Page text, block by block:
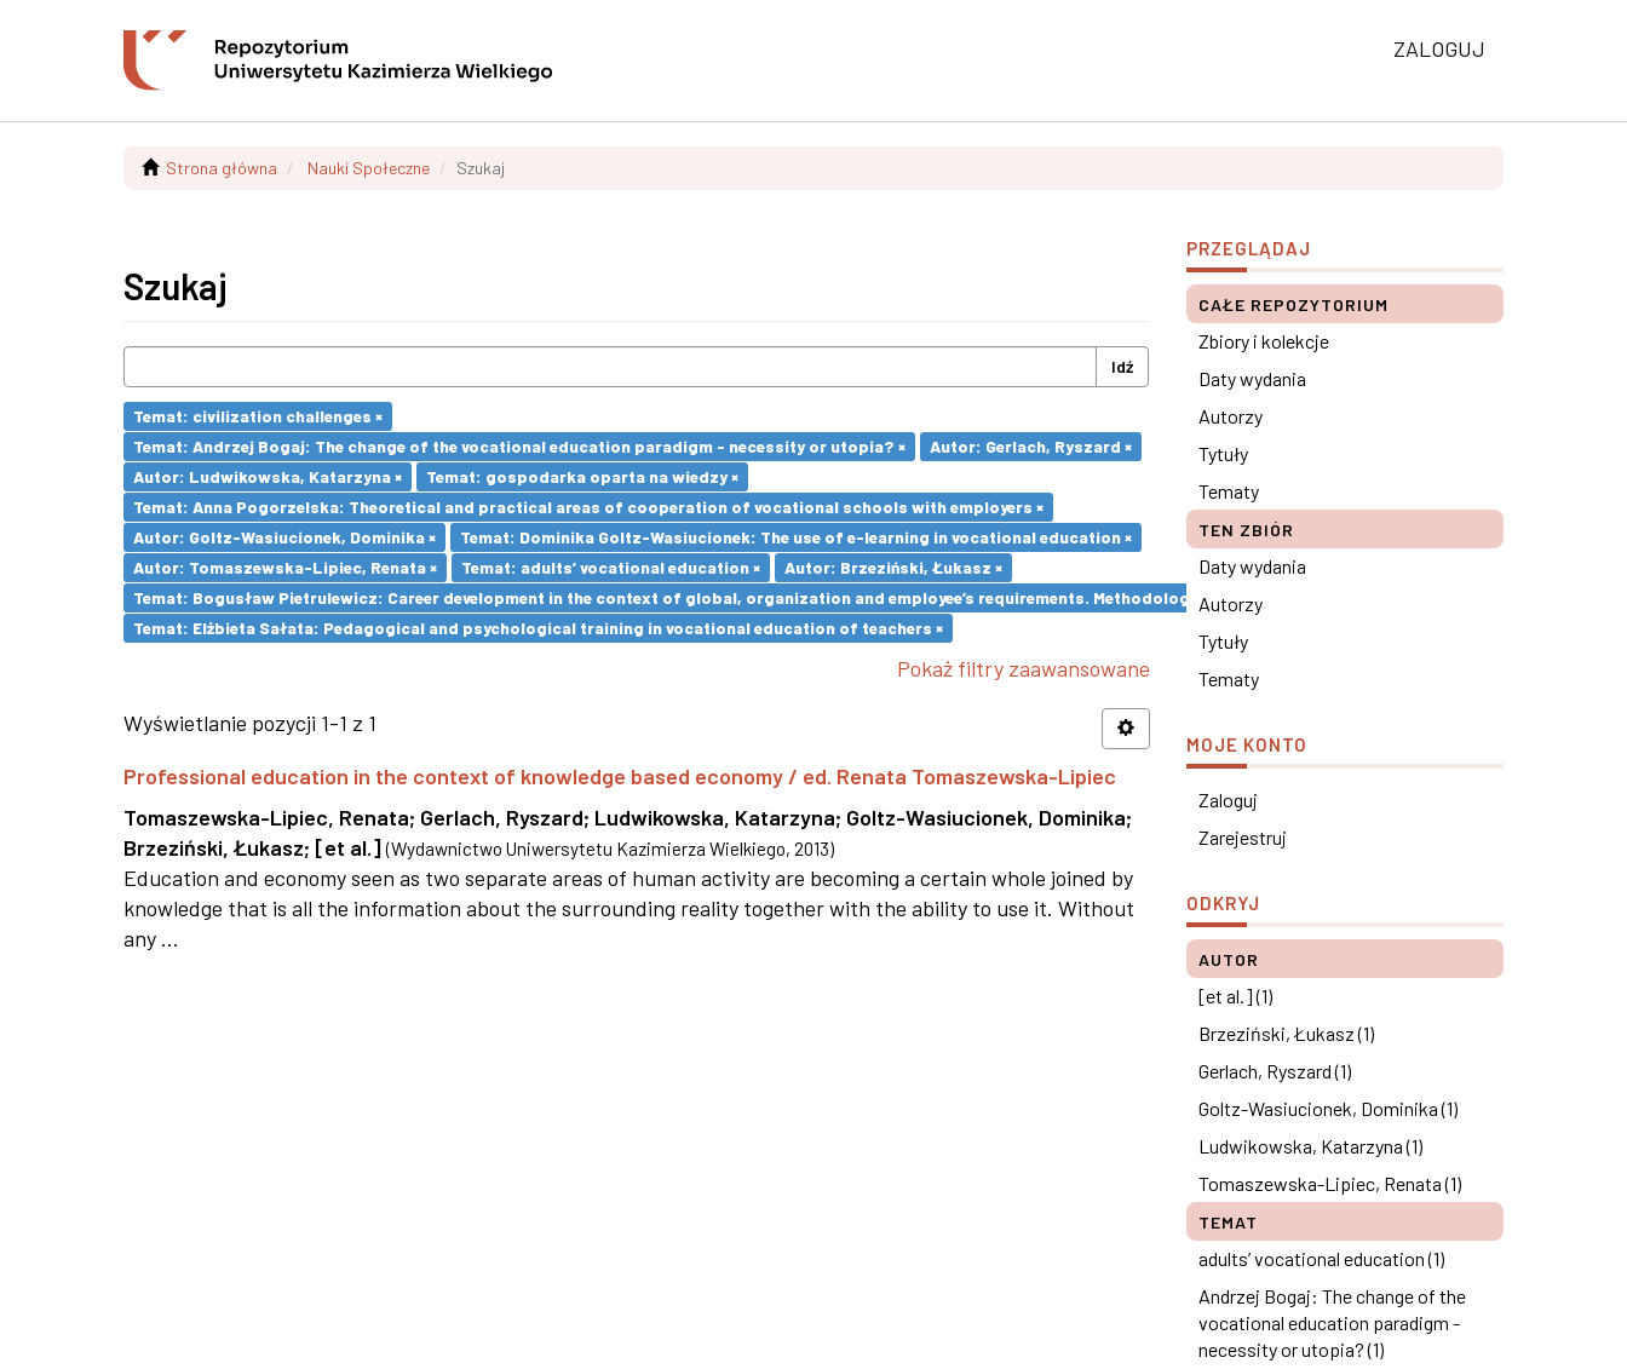
ZALOGUJ
Strona główna Nauki Społeczne Szukaj
Szukaj
Idź
Temat: civilization challenges ×
Temat: Andrzej Bogaj: The change of the vocational education paradigm - necessity or utopia? ×
Autor: Gerlach, Ryszard ×
Autor: Ludwikowska, Katarzyna ×
Temat: gospodarka oparta na wiedzy ×
Temat: Anna Pogorzelska: Theoretical and practical areas of cooperation of vocational schools with employers ×
Autor: Goltz-Wasiucionek, Dominika ×
Temat: Dominika Goltz-Wasiucionek: The use of e-learning in vocational education ×
Autor: Tomaszewska-Lipiec, Renata ×
Temat: adults’ vocational education ×
Autor: Brzeziński, Łukasz ×
Temat: Bogusław Pietrulewicz: Career development in the context of global, organization and employee’s requirements. Methodological remarks ×
Temat: Elżbieta Sałata: Pedagogical and psychological training in vocational education of teachers ×
Pokaż filtry zaawansowane
Wyświetlanie pozycji 1-1 z 1
Professional education in the context of knowledge based economy / ed. Renata Tomaszewska-Lipiec
Tomaszewska-Lipiec, Renata; Gerlach, Ryszard; Ludwikowska, Katarzyna; Goltz-Wasiucionek, Dominika;
Brzeziński, Łukasz; [et al.] (Wydawnictwo Uniwersytetu Kazimierza Wielkiego, 2013)
Education and economy seen as two separate areas of human activity are becoming a certain whole joined by
knowledge that is all the information about the surrounding reality together with the ability to use it. Without
any ...
PRZEGLĄDAJ
CAŁE REPOZYTORIUM
Zbiory i kolekcje
Daty wydania
Autorzy
Tytuły
Tematy
TEN ZBIÓR
Daty wydania
Autorzy
Tytuły
Tematy
MOJE KONTO
Zaloguj
Zarejestruj
ODKRYJ
AUTOR
[et al.] (1)
Brzeziński, Łukasz (1)
Gerlach, Ryszard (1)
Goltz-Wasiucionek, Dominika (1)
Ludwikowska, Katarzyna (1)
Tomaszewska-Lipiec, Renata (1)
TEMAT
adults’ vocational education (1)
Andrzej Bogaj: The change of the
vocational education paradigm -
necessity or utopia? (1)